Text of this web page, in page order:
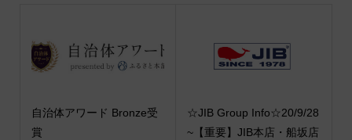
自治体アワード Bronze受
賞
☆JIB Group Info☆20/9/28
~【重要】JIB本店・船坂店